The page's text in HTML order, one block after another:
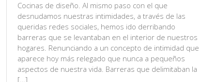
Cocinas de diseño. Al mismo paso con el que
desnudamos nuestras intimidades, a través de las
queridas redes sociales, hemos ido derribando
barreras que se levantaban en el interior de nuestros
hogares. Renunciando a un concepto de intimidad que
aparece hoy más relegado que nunca a pequeños
aspectos de nuestra vida. Barreras que delimitaban la
[…]